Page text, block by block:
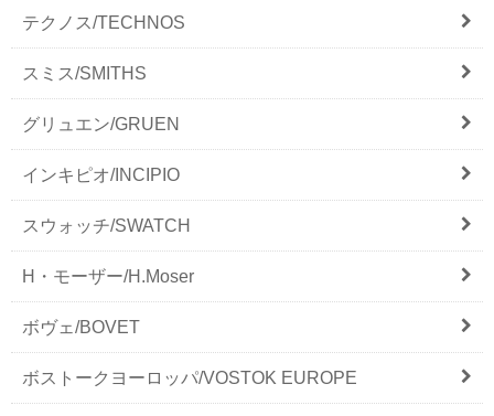
テクノス/TECHNOS
スミス/SMITHS
グリュエン/GRUEN
インキピオ/INCIPIO
スウォッチ/SWATCH
H・モーザー/H.Moser
ボヴェ/BOVET
ボストークヨーロッパ/VOSTOK EUROPE